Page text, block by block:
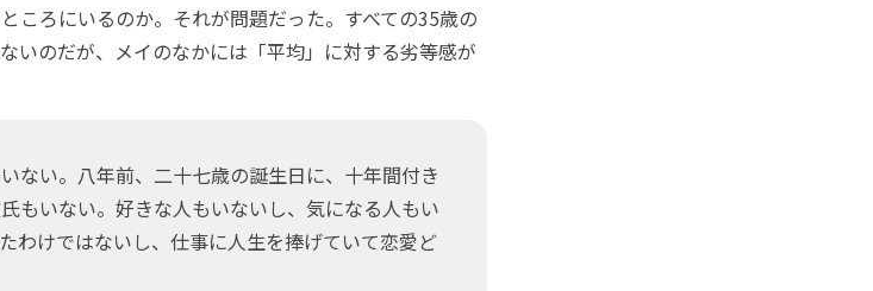
ころにいるのか。それが問題だった。すべての35歳の
いのだが、メイのなかには「平均」に対する劣等感が
ない。八年前、二十七歳の誕生日に、十年間付き
もいない。好きな人もいないし、気になる人もい
わけではないし、仕事に人生を捧げていて恋愛ど